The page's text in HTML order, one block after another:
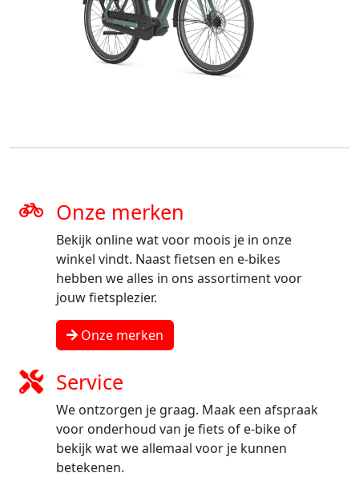
Onze merken
Bekijk online wat voor moois je in onze
winkel vindt. Naast fietsen en e-bikes
hebben we alles in ons assortiment voor
jouw fietsplezier.
Onze merken
Service
We ontzorgen je graag. Maak een afspraak
voor onderhoud van je fiets of e-bike of
bekijk wat we allemaal voor je kunnen
betekenen.